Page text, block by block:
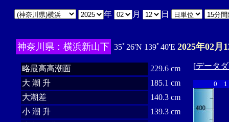
年 月 日
神奈川県：横浜新山下 35ﾟ26'N 139ﾟ40'E 2025年02月
略最高高潮面
229.6 cm
大 潮 升
185.1 cm
大潮差
140.3 cm
小 潮 升
139.3 cm
[データ
0 1